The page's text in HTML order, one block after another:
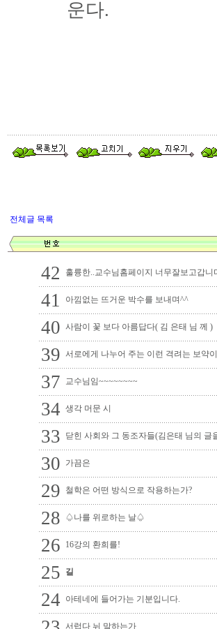
운다.
전체글 목록
42 훌륭한..교수님홈페이지 너무잘보고갑니
41 아낌없는 뜨거운 박수를 보내며^^
40 사람이 꽃 보다 아름답다( 김 은태 님 께 )
39 서로에게 나누어 주는 이런 격려는 보약
37 교수님임~~~~~~~~
34 생각 머문 시
33 닫힌 사회와 그 동조자들(김은태 님의 글
30 가끔은
29 철학은 어떤 방식으로 작용하는가?
28 ♤나를 위로하는 날♤
26 16강의 환희를!
25 길
24 아테네에 들어가는 기분입니다.
서럽다 뉘 말하는가